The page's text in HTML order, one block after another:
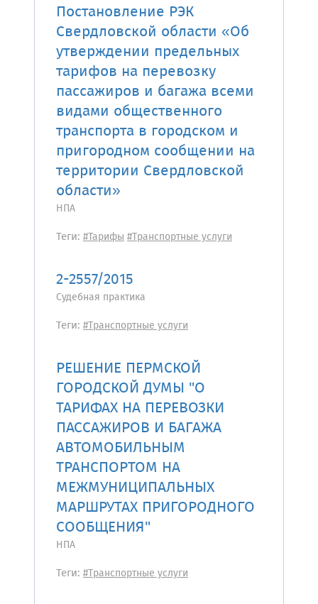
Постановление РЭК
Свердловской области «Об
утверждении предельных
тарифов на перевозку
пассажиров и багажа всеми
видами общественного
транспорта в городском и
пригородном сообщении на
территории Свердловской
области»
НПА
Теги: #Тарифы#Транспортные услуги
2-2557/2015
Судебная практика
Теги: #Транспортные услуги
РЕШЕНИЕ ПЕРМСКОЙ
ГОРОДСКОЙ ДУМЫ "О
ТАРИФАХ НА ПЕРЕВОЗКИ
ПАССАЖИРОВ И БАГАЖА
АВТОМОБИЛЬНЫМ
ТРАНСПОРТОМ НА
МЕЖМУНИЦИПАЛЬНЫХ
МАРШРУТАХ ПРИГОРОДНОГО
СООБЩЕНИЯ"
НПА
Теги: #Транспортные услуги